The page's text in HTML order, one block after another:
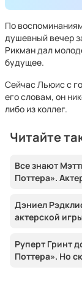
По
душевный вечер
Рикман дал
будущее.
Сейчас Льюис с
его словам, он
либо из коллег.
Читайте
Все знают
Поттера».
Дэниел
актерской
Руперт Гринт
Поттера». Но